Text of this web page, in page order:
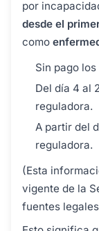
por
desde el
como
Sin pago
Del día 4 al
reguladora.
A partir del
reguladora.
(Esta
vigente de la
fuentes